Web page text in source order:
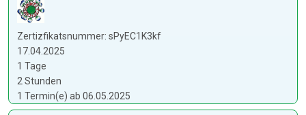
Zertizfikatsnummer: sPyEC1K3kf
17.04.2025
1 Tage
2 Stunden
1 Termin(e) ab 06.05.2025